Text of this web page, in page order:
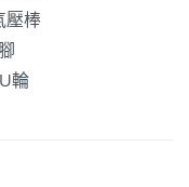
壓棒
輪